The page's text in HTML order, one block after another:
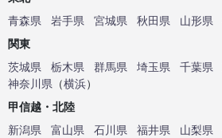
青森県
岩手県 宮城県 秋田県 山形県
関東
茨城県
栃木県 群馬県 埼玉県 千葉県
神奈川県 （横浜）
甲信越・北陸
新潟県
富山県 石川県 福井県 山梨県